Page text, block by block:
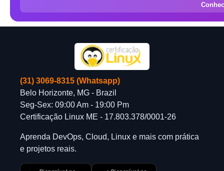
(31) 3069-8315 (Whatsapp)
Belo Horizonte, MG - Brazil
Seg-Sex: 09:00 Am - 19:00 Pm
Certificação Linux ME - 17.803.378/0001-26
Aprenda DevOps, Cloud, Linux e mais com prática
e projetos reais.